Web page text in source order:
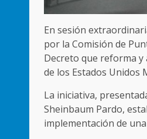
En sesión
por la Comisión de
Decreto que reforma y
de los Estados Unidos
La iniciativa,
Sheinbaum Pardo,
implementación de